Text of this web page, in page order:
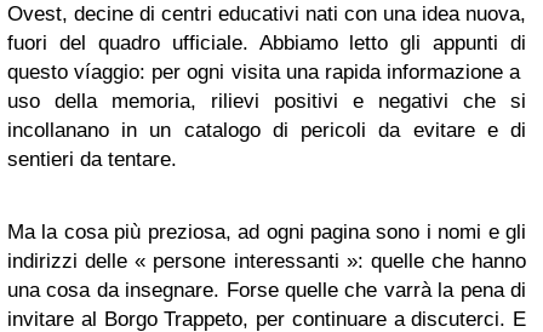
Ovest, decine di centri educativi nati con una idea nuova,
fuori del quadro ufficiale. Abbiamo letto gli appunti di
questo víaggio: per ogni visita una rapida informazione a
uso della memoria, rilievi positivi e negativi che si
incollanano in un catalogo di pericoli da evitare e di
sentieri da tentare.
Ma la cosa più preziosa, ad ogni pagina sono i nomi e gli
indirizzi delle « persone interessanti »: quelle che hanno
una cosa da insegnare. Forse quelle che varrà la pena di
invitare al Borgo Trappeto, per continuare a discuterci. E